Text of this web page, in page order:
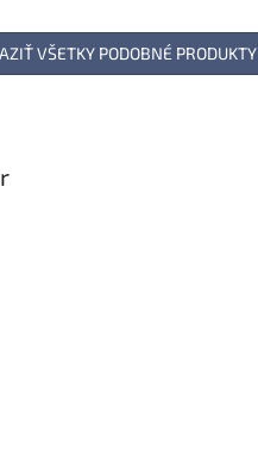
VŠETKY PODOBNÉ PRODUKTY